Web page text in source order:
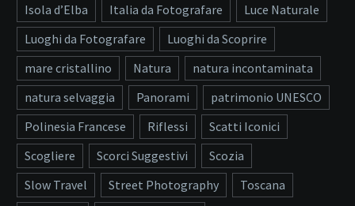
Isola d’Elba
Italia da Fotografare
Luce Naturale
Luoghi da Fotografare
Luoghi da Scoprire
mare cristallino
Natura
natura incontaminata
natura selvaggia
Panorami
patrimonio UNESCO
Polinesia Francese
Riflessi
Scatti Iconici
Scogliere
Scorci Suggestivi
Scozia
Slow Travel
Street Photography
Toscana